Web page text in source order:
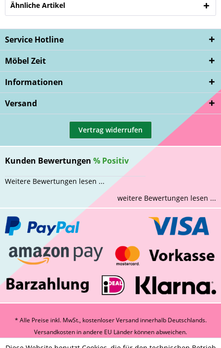
Ähnliche Artikel
Service Hotline
Möbel Zeit
Informationen
Versand
Vertrag widerrufen
Kunden Bewertungen % Positiv
Weitere Bewertungen lesen ...
weitere Bewertungen lesen ...
* Alle Preise inkl. MwSt., kostenloser Versand innerhalb Deutschlands.
Versandkosten in andere EU Länder können abweichen.